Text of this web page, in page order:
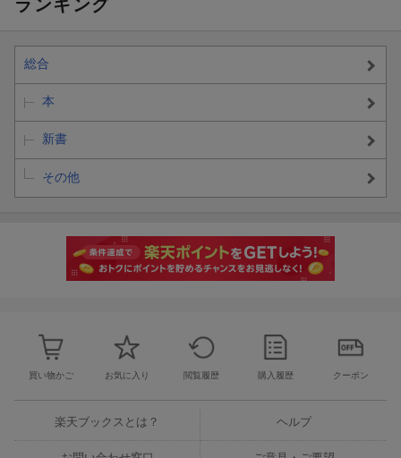
ランキング
総合
本
新書
その他
買い物かご お気に入り 閲覧履歴 購入履歴 クーポン
楽天ブックスとは？ ヘルプ